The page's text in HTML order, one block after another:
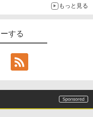
もっと見る
する